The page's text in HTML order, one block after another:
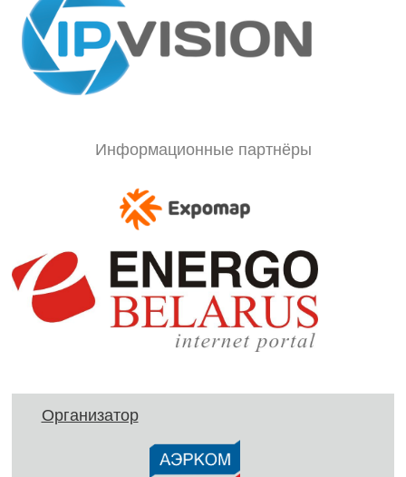
Информационные партнёры
Организатор